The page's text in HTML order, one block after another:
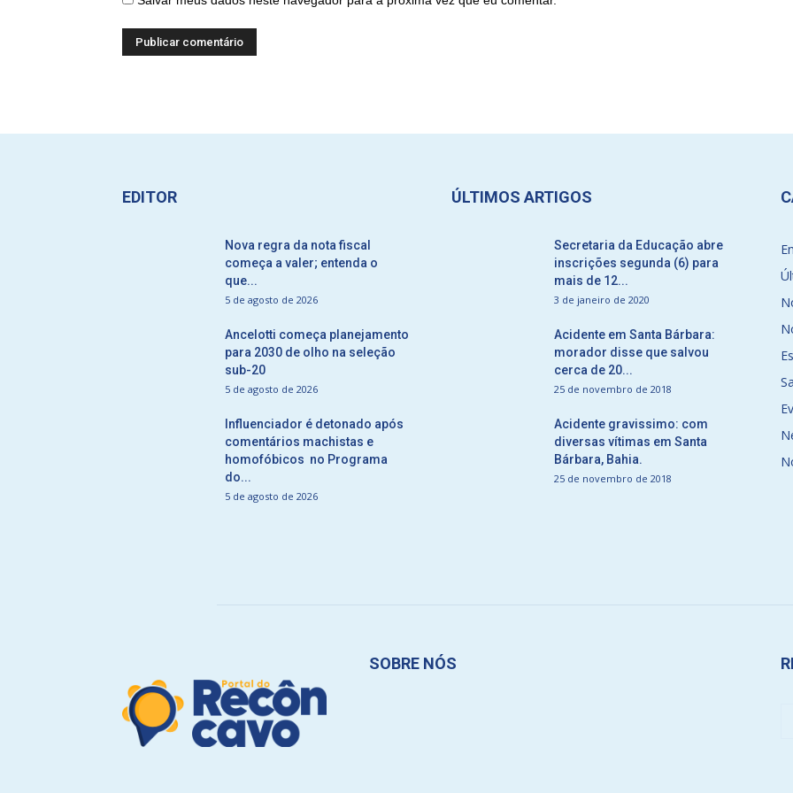
EDITOR
Nova regra da nota fiscal
começa a valer; entenda o
que...
5 de agosto de 2026
Ancelotti começa planejamento
para 2030 de olho na seleção
sub-20
5 de agosto de 2026
Influenciador é detonado após
comentários machistas e
homofóbicos no Programa
do...
5 de agosto de 2026
ÚLTIMOS ARTIGOS
Secretaria da Educação abre
inscrições segunda (6) para
mais de 12...
3 de janeiro de 2020
Acidente em Santa Bárbara:
morador disse que salvou
cerca de 20...
25 de novembro de 2018
Acidente gravissimo: com
diversas vítimas em Santa
Bárbara, Bahia.
25 de novembro de 2018
SOBRE NÓS